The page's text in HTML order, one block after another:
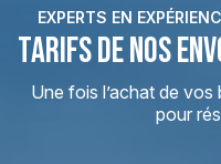
EXPERTS EN
TARIFS DE NOS
Une fois l’achat de
pour